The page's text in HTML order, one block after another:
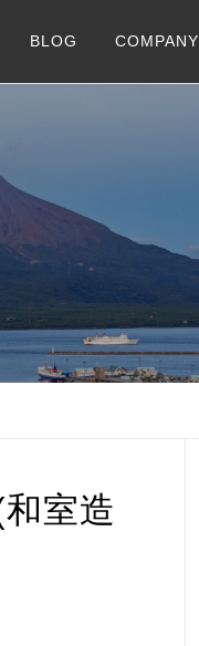
BLOG COMPANY
室造